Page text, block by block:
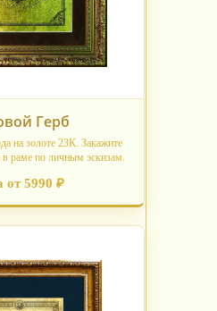
Герб
на золоте 23К. Закажите
в раме по личным эскизам.
от 5990 ₽